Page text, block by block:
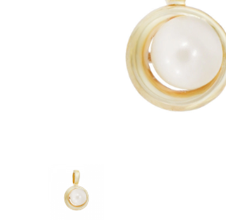
BIJUTERII COPII